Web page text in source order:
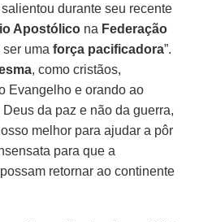
durante seu recente
Apostólico na Federação
ser umaforça pacificadora”.
, como cristãos,
Evangelho e orando ao
da paz e não da guerra,
melhor para ajudar a pôr
para que a
retornar ao continente